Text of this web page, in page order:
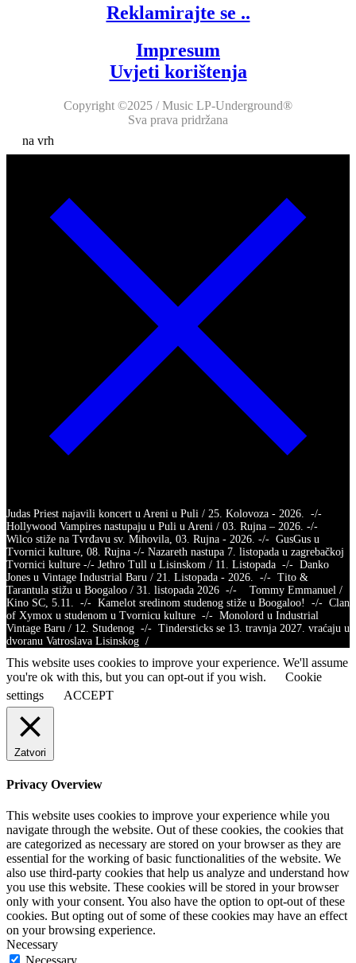
Reklamirajte se ..
Impresum
Uvjeti korištenja
Copyright ©2025 / Music LP-Underground®
Sva prava pridržana
na vrh
Judas Priest najavili koncert u Areni u Puli / 25. Kolovoza - 2026. -/-
Hollywood Vampires nastupaju u Puli u Areni / 03. Rujna – 2026. -/-
Wilco stiže na Tvrđavu sv. Mihovila, 03. Rujna - 2026. -/- GusGus u
Tvornici kulture, 08. Rujna -/- Nazareth nastupa 7. listopada u zagrebačkoj
Tvornici kulture -/- Jethro Tull u Lisinskom / 11. Listopada -/- Danko
Jones u Vintage Industrial Baru / 21. Listopada - 2026. -/- Tito &
Tarantula stižu u Boogaloo / 31. listopada 2026 -/- Tommy Emmanuel /
Kino SC, 5.11. -/- Kamelot sredinom studenog stiže u Boogaloo! -/- Clan
of Xymox u studenom u Tvornicu kulture -/- Monolord u Industrial
Vintage Baru / 12. Studenog -/- Tindersticks se 13. travnja 2027. vraćaju u
dvoranu Vatroslava Lisinskog /
This website uses cookies to improve your experience. We'll assume
you're ok with this, but you can opt-out if you wish.
Cookie
settings
ACCEPT
Zatvori
Privacy Overview
This website uses cookies to improve your experience while you
navigate through the website. Out of these cookies, the cookies that
are categorized as necessary are stored on your browser as they are
essential for the working of basic functionalities of the website. We
also use third-party cookies that help us analyze and understand how
you use this website. These cookies will be stored in your browser
only with your consent. You also have the option to opt-out of these
cookies. But opting out of some of these cookies may have an effect
on your browsing experience.
Necessary